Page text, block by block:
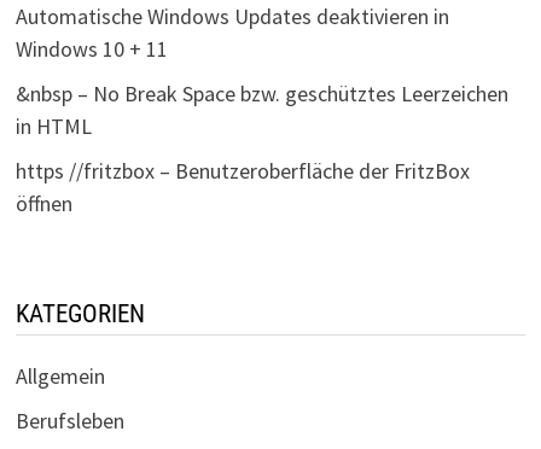
Automatische Windows Updates deaktivieren in
Windows 10 + 11
&nbsp – No Break Space bzw. geschütztes Leerzeichen
in HTML
https //fritzbox – Benutzeroberfläche der FritzBox
öffnen
KATEGORIEN
Allgemein
Berufsleben